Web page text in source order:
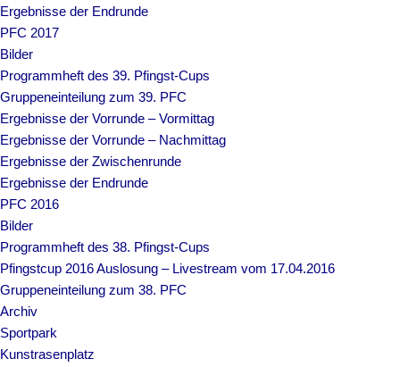
Ergebnisse der Endrunde
PFC 2017
Bilder
Programmheft des 39. Pfingst-Cups
Gruppeneinteilung zum 39. PFC
Ergebnisse der Vorrunde – Vormittag
Ergebnisse der Vorrunde – Nachmittag
Ergebnisse der Zwischenrunde
Ergebnisse der Endrunde
PFC 2016
Bilder
Programmheft des 38. Pfingst-Cups
Pfingstcup 2016 Auslosung – Livestream vom 17.04.2016
Gruppeneinteilung zum 38. PFC
Archiv
Sportpark
Kunstrasenplatz